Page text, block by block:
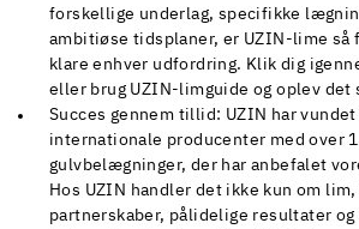
forskellige underlag, specifikke
ambitiøse tidsplaner, er UZIN-lime så
klare enhver udfordring. Klik dig
eller brug UZIN-limguide og oplev det
Succes gennem tillid: UZIN har
internationale producenter med over
gulvbelægninger, der har anbefalet
Hos UZIN handler det ikke kun om
partnerskaber, pålidelige resultater